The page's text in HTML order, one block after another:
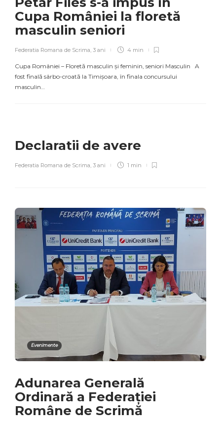
Cupa României la floretă
masculin seniori
Federatia Romana de Scrima, 3 ani 4 min
Cupa României – Floretă masculin și feminin, seniori Masculin A
fost finală sârbo-croată la Timișoara, în finala concursului
masculin…
Declaratii de avere
Federatia Romana de Scrima, 3 ani 1 min
Evenimente
Adunarea Generală
Ordinară a Federației
Române de Scrimă